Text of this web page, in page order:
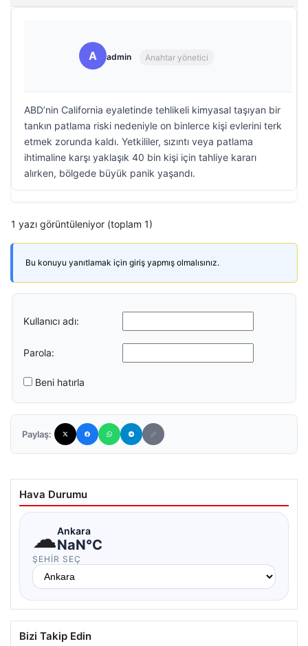
A admin Anahtar yönetici
ABD’nin California eyaletinde tehlikeli kimyasal taşıyan bir
tankın patlama riski nedeniyle on binlerce kişi evlerini terk
etmek zorunda kaldı. Yetkililer, sızıntı veya patlama
ihtimaline karşı yaklaşık 40 bin kişi için tahliye kararı
alırken, bölgede büyük panik yaşandı.
1 yazı görüntüleniyor (toplam 1)
Bu konuyu yanıtlamak için giriş yapmış olmalısınız.
Kullanıcı adı:
Parola:
Beni hatırla
Paylaş:
Hava Durumu
☁Ankara
NaN°C
ŞEHIR SEÇ
Bizi Takip Edin